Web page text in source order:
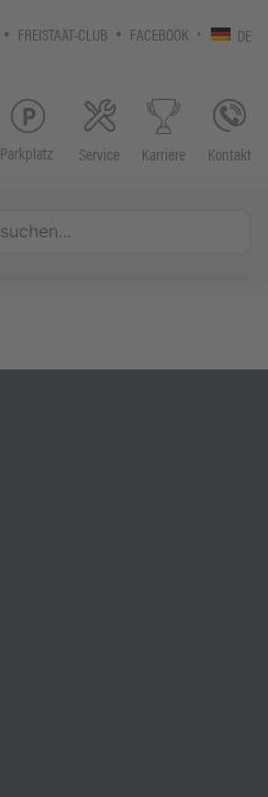
FREISTAAT-CLUB FACEBOOK DE
Parkplatz Service Karriere Kontakt